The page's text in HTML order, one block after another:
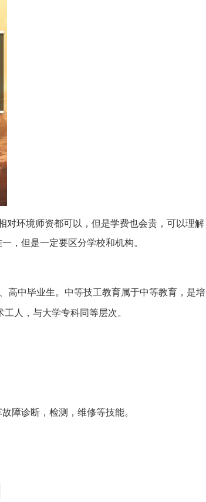
对环境师资都可以，但是学费也会贵，可以理解
，但是一定要区分学校和机构。
高中毕业生。中等技工教育属于中等教育，是培
人，与大学专科同等层次。
障诊断，检测，维修等技能。